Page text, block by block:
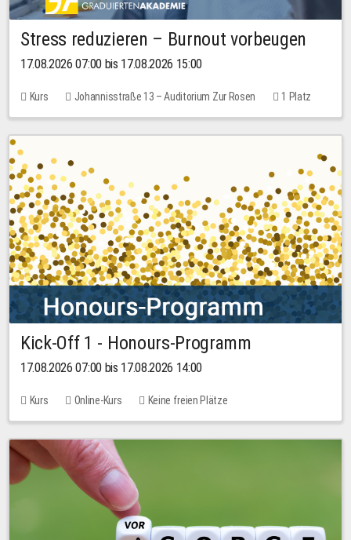
Stress reduzieren – Burnout vorbeugen
17.08.2026 07:00 bis 17.08.2026 15:00
Kurs Johannisstraße 13 – Auditorium Zur Rosen
1 Platz
10,00 EUR
Kick-Off 1 - Honours-Programm
17.08.2026 07:00 bis 17.08.2026 14:00
Kurs Online-Kurs Keine freien Plätze